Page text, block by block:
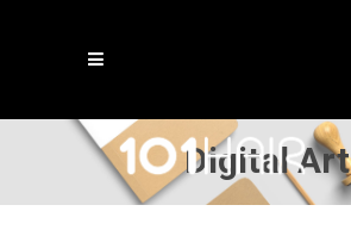
Digital Art